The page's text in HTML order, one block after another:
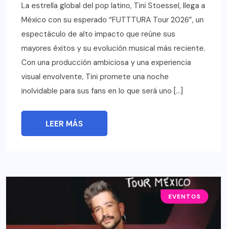
La estrella global del pop latino, Tini Stoessel, llega a
México con su esperado “FUTTTURA Tour 2026”, un
espectáculo de alto impacto que reúne sus
mayores éxitos y su evolución musical más reciente.
Con una producción ambiciosa y una experiencia
visual envolvente, Tini promete una noche
inolvidable para sus fans en lo que será uno […]
LEER MÁS
EVENTOS